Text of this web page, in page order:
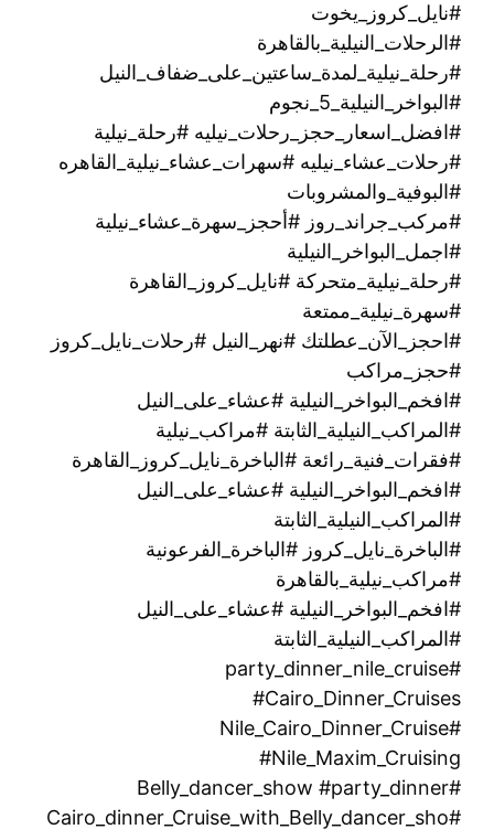
#نايل_كروز_يخوت
#الرحلات_النيلية_بالقاهرة
#رحلة_نيلية_لمدة_ساعتين_على_ضفاف_النيل
#البواخر_النيلية_5_نجوم
#افضل_اسعار_حجز_رحلات_نيليه #رحلة_نيلية
#رحلات_عشاء_نيليه #سهرات_عشاء_نيلية_القاهره
#البوفية_والمشروبات
#مركب_جراند_روز #أحجز_سهرة_عشاء_نيلية
#اجمل_البواخر_النيلية
#رحلة_نيلية_متحركة ‫#نايل_كروز_القاهرة
#سهرة_نيلية_ممتعة
#احجز_الآن_عطلتك #نهر_النيل #رحلات_نايل_كروز
#حجز_مراكب
#افخم_البواخر_النيلية #عشاء_على_النيل
#المراكب_النيلية_الثابتة #مراكب_نيلية
#فقرات_فنية_رائعة #الباخرة_نايل_كروز_القاهرة
#افخم_البواخر_النيلية #عشاء_على_النيل
#المراكب_النيلية_الثابتة
#الباخرة_نايل_كروز #الباخرة_الفرعونية
#مراكب_نيلية_بالقاهرة
#افخم_البواخر_النيلية #عشاء_على_النيل
#المراكب_النيلية_الثابتة
#party_dinner_nile_cruise
#Cairo_Dinner_Cruises
#Nile_Cairo_Dinner_Cruise
#Nile_Maxim_Cruising
#Belly_dancer_show #party_dinner
#Cairo_dinner_Cruise_with_Belly_dancer_sho